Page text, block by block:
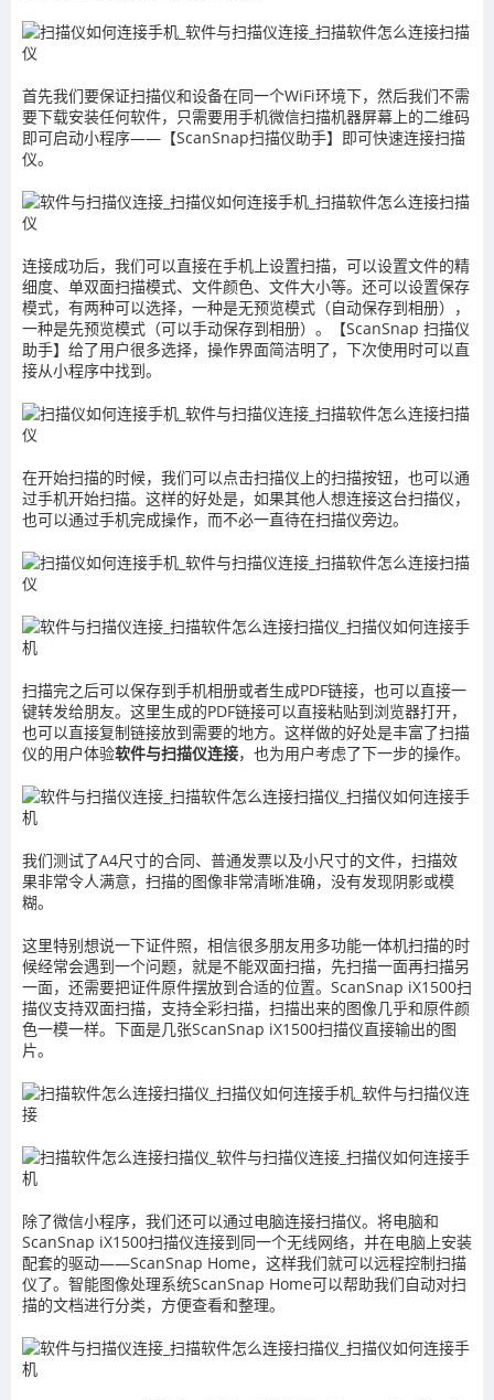
首先我们要保证扫描仪和设备在同一个WiFi环境下，然后我们不需
要下载安装任何软件，只需要用手机微信扫描机器屏幕上的二维码
即可启动小程序——【ScanSnap扫描仪助手】即可快速连接扫描
仪。
连接成功后，我们可以直接在手机上设置扫描，可以设置文件的精
细度、单双面扫描模式、文件颜色、文件大小等。还可以设置保存
模式，有两种可以选择，一种是无预览模式（自动保存到相册），
一种是先预览模式（可以手动保存到相册）。【ScanSnap 扫描仪
助手】给了用户很多选择，操作界面简洁明了，下次使用时可以直
接从小程序中找到。
在开始扫描的时候，我们可以点击扫描仪上的扫描按钮，也可以通
过手机开始扫描。这样的好处是，如果其他人想连接这台扫描仪，
也可以通过手机完成操作，而不必一直待在扫描仪旁边。
扫描完之后可以保存到手机相册或者生成PDF链接，也可以直接一
键转发给朋友。这里生成的PDF链接可以直接粘贴到浏览器打开，
也可以直接复制链接放到需要的地方。这样做的好处是丰富了扫描
仪的用户体验软件与扫描仪连接，也为用户考虑了下一步的操作。
我们测试了A4尺寸的合同、普通发票以及小尺寸的文件，扫描效
果非常令人满意，扫描的图像非常清晰准确，没有发现阴影或模
糊。
这里特别想说一下证件照，相信很多朋友用多功能一体机扫描的时
候经常会遇到一个问题，就是不能双面扫描，先扫描一面再扫描另
一面，还需要把证件原件摆放到合适的位置。ScanSnap iX1500扫
描仪支持双面扫描，支持全彩扫描，扫描出来的图像几乎和原件颜
色一模一样。下面是几张ScanSnap iX1500扫描仪直接输出的图
片。
除了微信小程序，我们还可以通过电脑连接扫描仪。将电脑和
ScanSnap iX1500扫描仪连接到同一个无线网络，并在电脑上安装
配套的驱动——ScanSnap Home，这样我们就可以远程控制扫描
仪了。智能图像处理系统ScanSnap Home可以帮助我们自动对扫
描的文档进行分类，方便查看和整理。